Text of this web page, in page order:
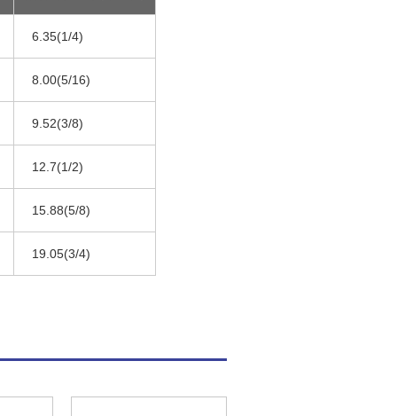
6.35(1/4)
8.00(5/16)
9.52(3/8)
12.7(1/2)
15.88(5/8)
19.05(3/4)